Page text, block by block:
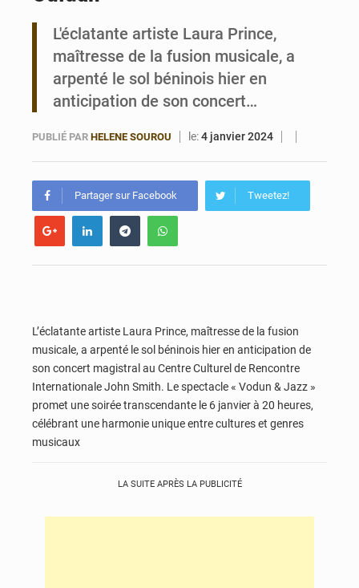
L'éclatante artiste Laura Prince,
maîtresse de la fusion musicale, a
arpenté le sol béninois hier en
anticipation de son concert…
PUBLIÉ PAR HELENE SOUROU le:4 janvier 2024
Partager sur Facebook Tweetez!
L’éclatante artiste Laura Prince, maîtresse de la fusion
musicale, a arpenté le sol béninois hier en anticipation de
son concert magistral au Centre Culturel de Rencontre
Internationale John Smith. Le spectacle « Vodun & Jazz »
promet une soirée transcendante le 6 janvier à 20 heures,
célébrant une harmonie unique entre cultures et genres
musicaux
LA SUITE APRÈS LA PUBLICITÉ